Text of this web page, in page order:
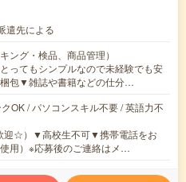
遣先による
ング・検品、商品管理）
ってもシンプルなので未経験でも安
包▼雑誌や書籍などの仕分…
OK / パソコンスキル不要 / 英語力不
迎☆）▼高校生不可▼携帯電話をお
用）※応募後のご連絡はメ…